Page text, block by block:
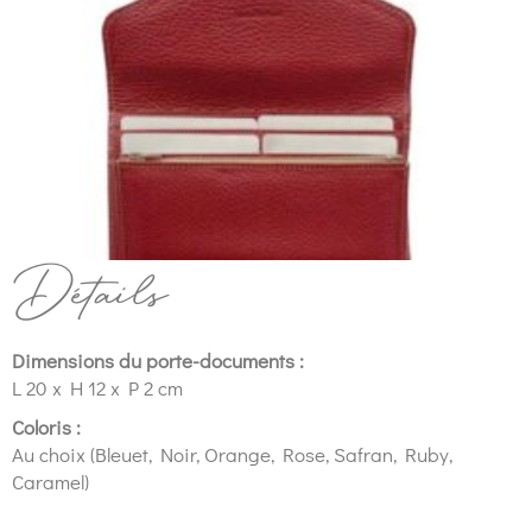
Détails
Dimensions du porte-documents :
L 20 x H 12 x P 2 cm
Coloris :
Au choix (Bleuet, Noir, Orange, Rose, Safran, Ruby,
Caramel)